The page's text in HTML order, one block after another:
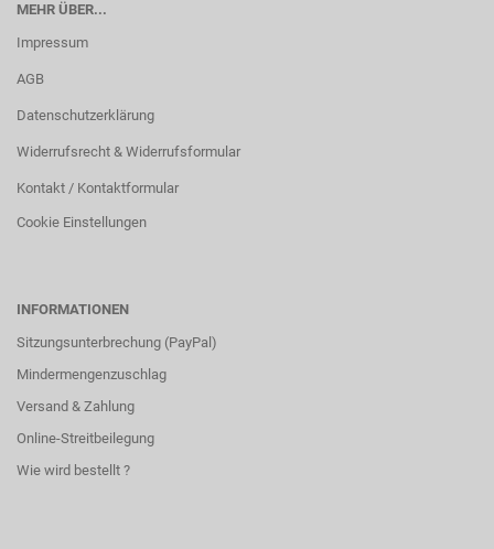
MEHR ÜBER...
Impressum
AGB
Datenschutzerklärung
Widerrufsrecht & Widerrufsformular
Kontakt / Kontaktformular
Cookie Einstellungen
INFORMATIONEN
Sitzungsunterbrechung (PayPal)
Mindermengenzuschlag
Versand & Zahlung
Online-Streitbeilegung
Wie wird bestellt ?